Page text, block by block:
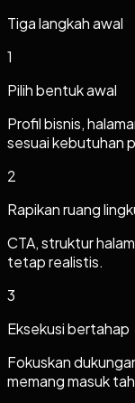
Tiga langkah awal
1
Pilih bentuk awal
Profil bisnis,
sesuai kebutuhan
2
Rapikan ruang
CTA, struktur
tetap realistis.
3
Eksekusi bertahap
Fokuskan
memang masuk